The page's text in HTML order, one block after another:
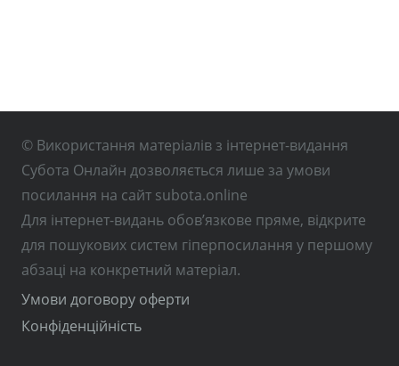
© Використання матеріалів з інтернет-видання
Субота Онлайн дозволяється лише за умови
посилання на сайт subota.online
Для інтернет-видань обов’язкове пряме, відкрите
для пошукових систем гіперпосилання у першому
абзаці на конкретний матеріал.
Умови договору оферти
Конфіденційність